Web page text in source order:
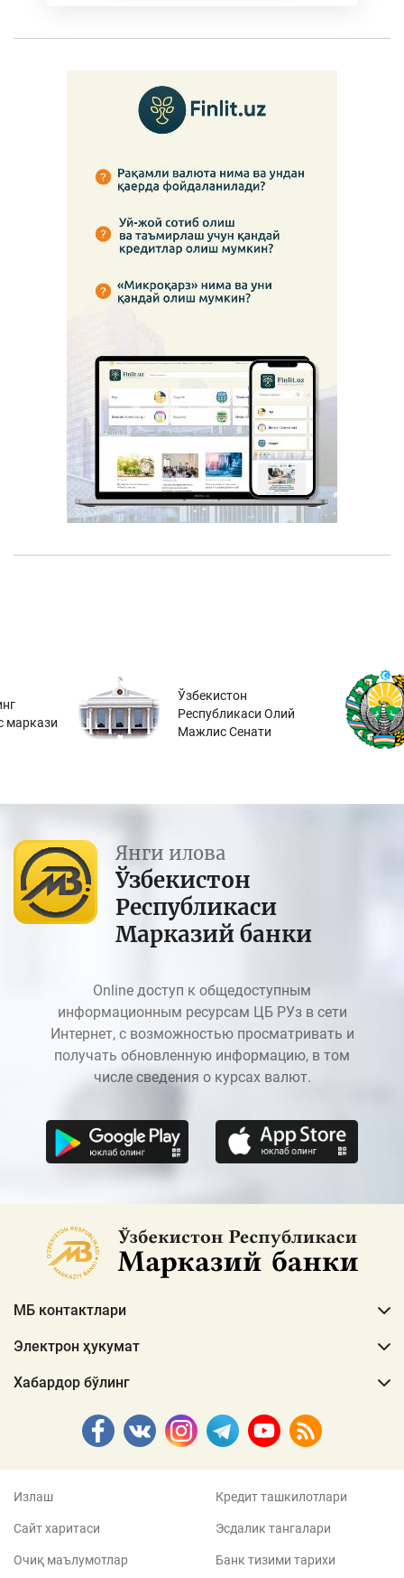
маркази
Ўзбекистон
Республикаси Олий
Мажлис Сенати
Янги илова
Ўзбекистон
Республикаси
Марказий банки
Online доступ к общедоступным
информационным ресурсам ЦБ РУз в сети
Интернет, с возможностью просматривать и
получать обновленную информацию, в том
числе сведения о курсах валют.
МБ контактлари
Электрон ҳукумат
Хабардор бўлинг
Излаш
Сайт харитаси
Очиқ маълумотлар
Кредит ташкилотлари
Эсдалик тангалари
Банк тизими тарихи